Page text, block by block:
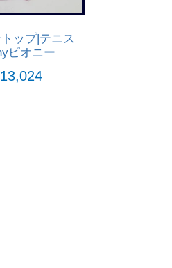
ップ|テニス
ピオニー
13,024